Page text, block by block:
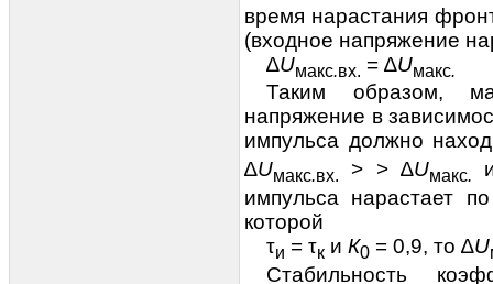
время нарастания
(входное напряжение
∆Uмакс.вх. = ∆Uмакс.
Таким образом,
напряжение в
импульса должно
∆Uмакс.вх. > > ∆Uмакс.
импульса нарастает
которой
τи = τк и К0 = 0,9, то ∆U
Стабильность